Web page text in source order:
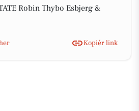
Robin Thybo Esbjerg &
Kopiér link